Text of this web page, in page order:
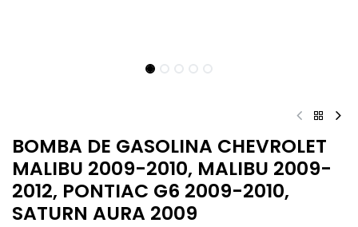
BOMBA DE GASOLINA CHEVROLET
MALIBU 2009-2010, MALIBU 2009-
2012, PONTIAC G6 2009-2010,
SATURN AURA 2009